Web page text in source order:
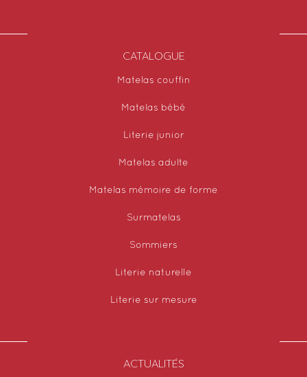
CATALOGUE
Matelas couffin
Matelas bébé
Literie junior
Matelas adulte
Matelas mémoire de forme
Surmatelas
Sommiers
Literie naturelle
Literie sur mesure
ACTUALITÉS